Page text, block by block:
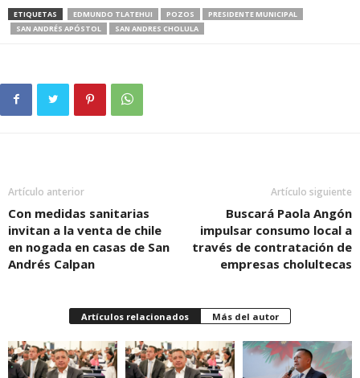
ETIQUETAS EDMUNDO TLATEHUI POZOS
PRESIDENTE MUNICIPAL
SAN ANDRÉS APÓSTOL
SAN ANDRES CHOLULA
Artículo anterior
Con medidas sanitarias
invitan a la venta de chile
en nogada en casas de San
Andrés Calpan
Artículo siguiente
Buscará Paola Angón
impulsar consumo local a
través de contratación de
empresas cholultecas
Artículos relacionados Más del autor